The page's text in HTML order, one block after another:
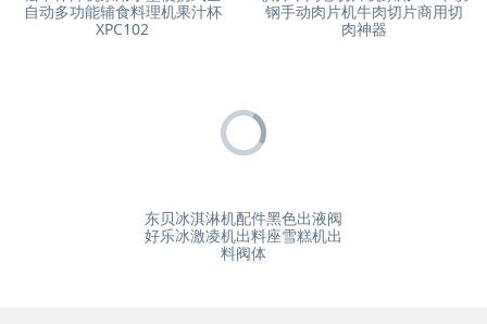
自动多功能辅食料理机果汁杯
XPC102
钢手动肉片机牛肉切片商用切
肉神器
东贝冰淇淋机配件黑色出液阀
好乐冰激凌机出料座雪糕机出
料阀体